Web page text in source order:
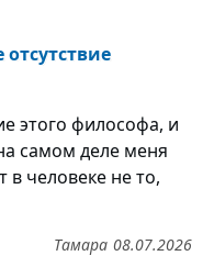
этого философа, и
самом деле меня
в человеке не то,
08.07.2026
Тамара